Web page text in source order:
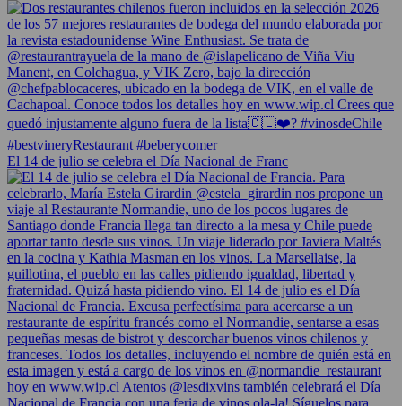
El 14 de julio se celebra el Día Nacional de Franc